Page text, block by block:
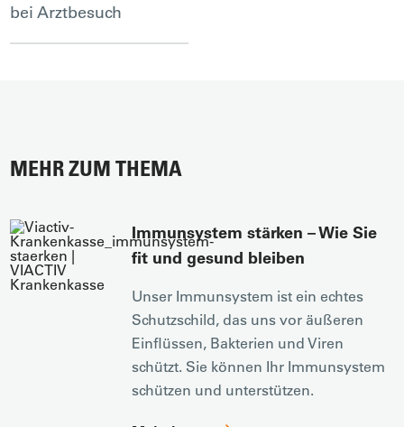
bei Arztbesuch
MEHR ZUM THEMA
Immunsystem stärken – Wie Sie
fit und gesund bleiben
Unser Immunsystem ist ein echtes
Schutzschild, das uns vor äußeren
Einflüssen, Bakterien und Viren
schützt. Sie können Ihr Immunsystem
schützen und unterstützen.